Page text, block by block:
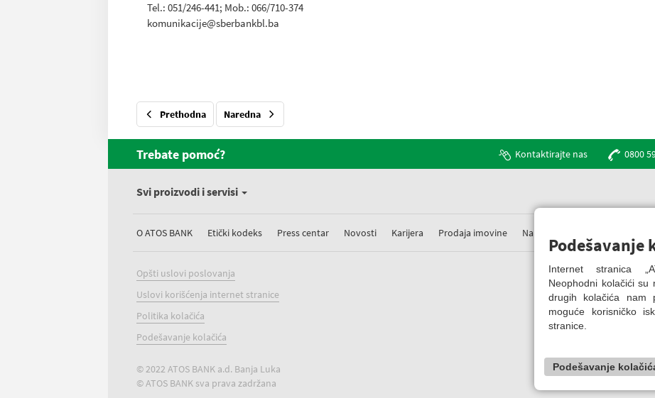
Tel.: 051/246-441; Mob.: 066/710-374
komunikacije@sberbankbl.ba
Prethodna Naredna
Trebate pomoć? Kontaktirajte nas 0800
Svi proizvodi i servisi
O ATOS BANK Etički kodeks Press centar Novosti Karijera Prodaja imovine Nabavke
Opšti uslovi poslovanja
Uslovi korišćenja internet stranice
Politika kolačića
Podešavanje kolačića
© 2022 ATOS BANK a.d. Banja Luka
© ATOS BANK sva prava zadržana
Podešavanje
Internet stranica
Neophodni kolačići su
drugih kolačića nam
moguće korisničko
stranice.
Podešavanje